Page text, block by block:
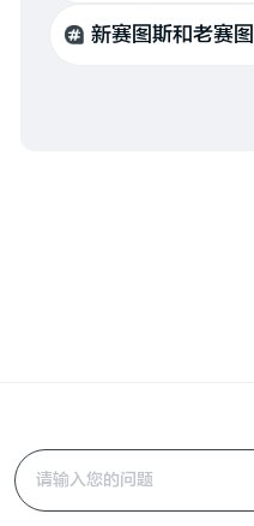
新赛图斯和老赛